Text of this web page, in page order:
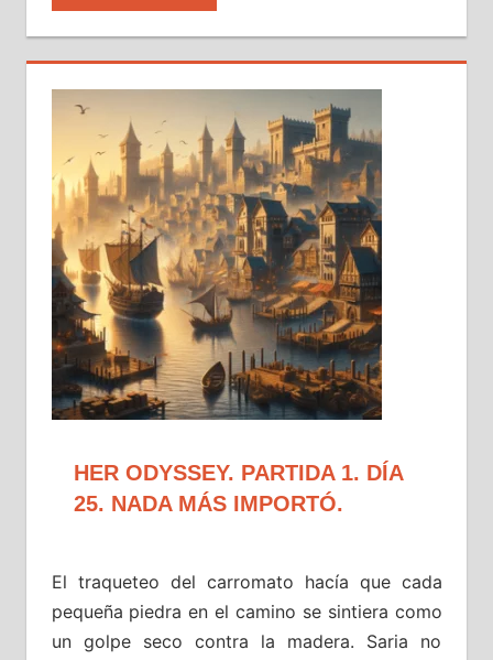
HER ODYSSEY. PARTIDA 1. DÍA
25. NADA MÁS IMPORTÓ.
El traqueteo del carromato hacía que cada
pequeña piedra en el camino se sintiera como
un golpe seco contra la madera. Saria no